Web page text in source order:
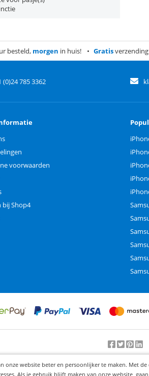
besteld, morgen in huis! Gratis
(0)24 785 3362
voorwaarden
bij Shop4
Beoordeling door klanten:9.2/10-
© 2012-2026 Knaak
onze website beter en persoonlijker te maken. Met
Als je gebruik blijft maken van onze website,